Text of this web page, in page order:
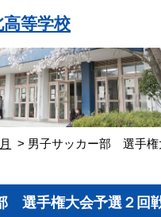
等学校
男子サッカー部 選手権
選手権大会予選２回